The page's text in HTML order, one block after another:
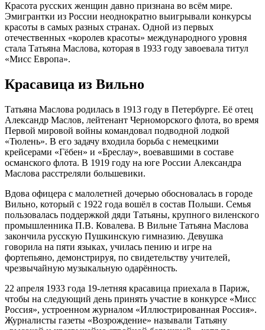
Красота русских женщин давно признана во всём мире.
Эмигрантки из России неоднократно выигрывали конкурсы
красоты в самых разных странах. Одной из первых
отечественных «королев красоты» международного уровня
стала Татьяна Маслова, которая в 1933 году завоевала титул
«Мисс Европа».
Красавица из Вильно
Татьяна Маслова родилась в 1913 году в Петербурге. Её отец
Александр Маслов, лейтенант Черноморского флота, во время
Первой мировой войны командовал подводной лодкой
«Тюлень». В его задачу входила борьба с немецкими
крейсерами «Гёбен» и «Бреслау», воевавшими в составе
османского флота. В 1919 году на юге России Александра
Маслова расстреляли большевики.
Вдова офицера с малолетней дочерью обосновалась в городе
Вильно, который с 1922 года вошёл в состав Польши. Семья
пользовалась поддержкой дяди Татьяны, крупного виленского
промышленника П.В. Ковалева. В Вильне Татьяна Маслова
закончила русскую Пушкинскую гимназию. Девушка
говорила на пяти языках, училась пению и игре на
фортепьяно, демонстрируя, по свидетельству учителей,
чрезвычайную музыкальную одарённость.
22 апреля 1933 года 19-летняя красавица приехала в Париж,
чтобы на следующий день принять участие в конкурсе «Мисс
Россия», устроенном журналом «Иллюстрированная Россия».
Журналисты газеты «Возрождение» называли Татьяну